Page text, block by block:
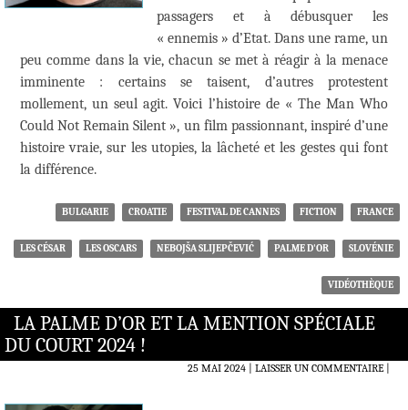
passagers et à débusquer les
« ennemis » d’Etat. Dans une rame, un
peu comme dans la vie, chacun se met à réagir à la menace
imminente : certains se taisent, d’autres protestent
mollement, un seul agit. Voici l’histoire de « The Man Who
Could Not Remain Silent », un film passionnant, inspiré d’une
histoire vraie, sur les utopies, la lâcheté et les gestes qui font
la différence.
BULGARIE CROATIE FESTIVAL DE CANNES FICTION FRANCE
LES CÉSAR LES OSCARS NEBOJŠA SLIJEPČEVIĆ PALME D'OR SLOVÉNIE
VIDÉOTHÈQUE
LA PALME D’OR ET LA MENTION SPÉCIALE
DU COURT 2024 !
25 MAI 2024 LAISSER UN COMMENTAIRE|